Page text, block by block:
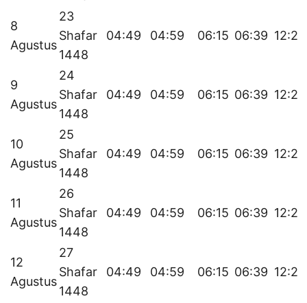
8
Agustus
23
Shafar
1448
04:49 04:59 06:15 06:39 12:21
9
Agustus
24
Shafar
1448
04:49 04:59 06:15 06:39 12:21
10
Agustus
25
Shafar
1448
04:49 04:59 06:15 06:39 12:21
11
Agustus
26
Shafar
1448
04:49 04:59 06:15 06:39 12:21
12
Agustus
27
Shafar
1448
04:49 04:59 06:15 06:39 12:21